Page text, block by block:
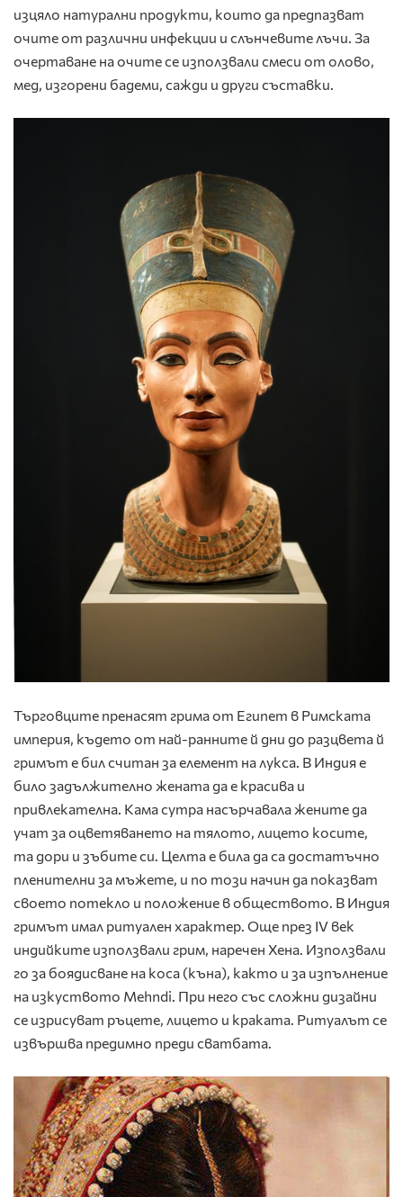
изцяло натурални продукти, които да предпазват
очите от различни инфекции и слънчевите лъчи. За
очертаване на очите се използвали смеси от олово,
мед, изгорени бадеми, сажди и други съставки.
Търговците пренасят грима от Египет в Римската
империя, където от най-ранните й дни до разцвета й
гримът е бил считан за елемент на лукса. В Индия е
било задължително жената да е красива и
привлекателна. Кама сутра насърчавала жените да
учат за оцветяването на тялото, лицето косите,
та дори и зъбите си. Целта е била да са достатъчно
пленителни за мъжете, и по този начин да показват
своето потекло и положение в обществото. В Индия
гримът имал ритуален характер. Още през IV век
индийките използвали грим, наречен Хена. Използвали
го за боядисване на коса (къна), както и за изпълнение
на изкуството Mehndi. При него със сложни дизайни
се изрисуват ръцете, лицето и краката. Ритуалът се
извършва предимно преди сватбата.